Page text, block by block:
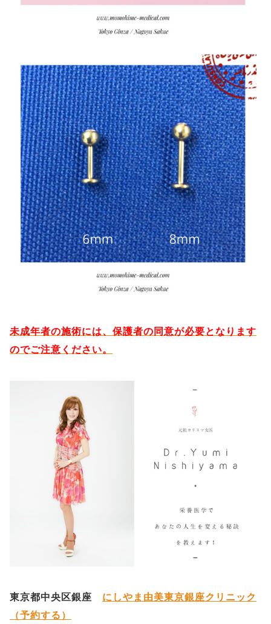
未成年者の施術には、保護者の同意が必要となります
のでご注意ください。
東京都中央区銀座 にしやま由美東京銀座クリニック
（予約する）